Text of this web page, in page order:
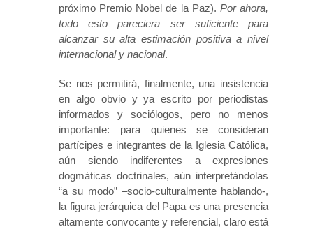
próximo Premio Nobel de la Paz). Por ahora,
todo esto pareciera ser suficiente para
alcanzar su alta estimación positiva a nivel
internacional y nacional.
Se nos permitirá, finalmente, una insistencia
en algo obvio y ya escrito por periodistas
informados y sociólogos, pero no menos
importante: para quienes se consideran
partícipes e integrantes de la Iglesia Católica,
aún siendo indiferentes a expresiones
dogmáticas doctrinales, aún interpretándolas
“a su modo” –socio-culturalmente hablando-,
la figura jerárquica del Papa es una presencia
altamente convocante y referencial, claro está